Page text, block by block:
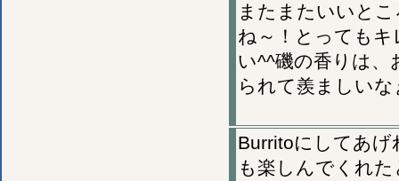
またまたいいと
ね～！とっても
い^^磯の香りは
られて羨ましいな
Burritoにしてあ
も楽しんでくれ